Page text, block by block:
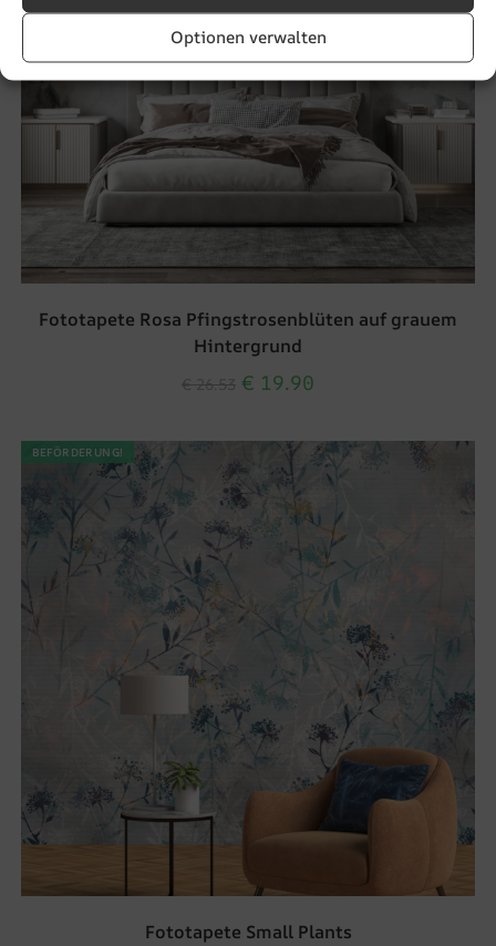
Optionen verwalten
Fototapete Rosa Pfingstrosenblüten auf grauem
Hintergrund
€ 19.90
BEFÖRDERUNG!
Fototapete Small Plants